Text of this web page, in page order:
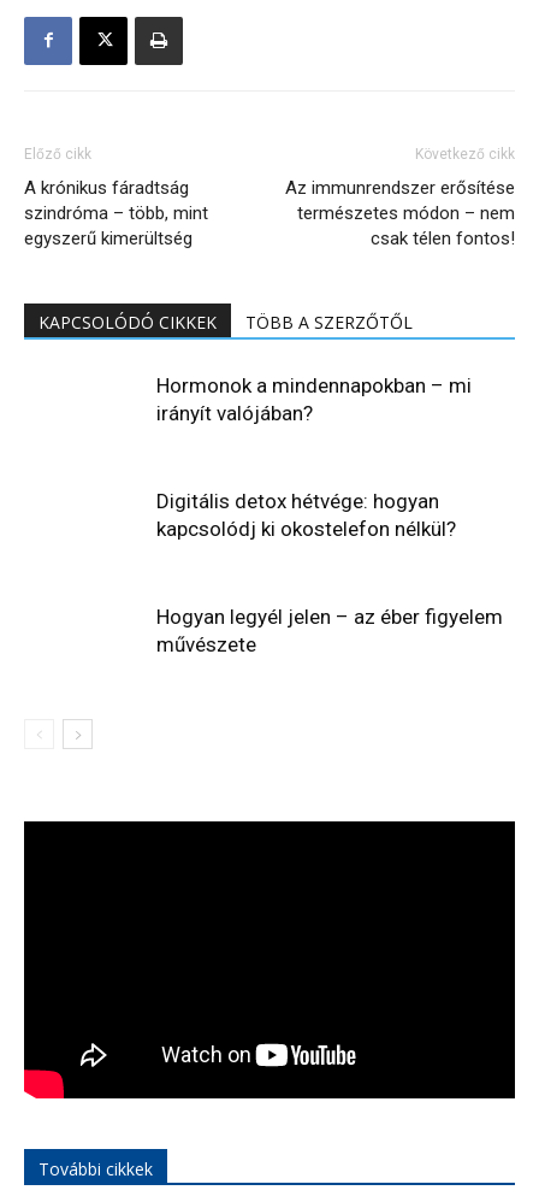
Előző cikk
A krónikus fáradtság
szindróma – több, mint
egyszerű kimerültség
Következő cikk
Az immunrendszer erősítése
természetes módon – nem
csak télen fontos!
KAPCSOLÓDÓ CIKKEK TÖBB A SZERZŐTŐL
Hormonok a mindennapokban – mi
irányít valójában?
Digitális detox hétvége: hogyan
kapcsolódj ki okostelefon nélkül?
Hogyan legyél jelen – az éber figyelem
művészete
További cikkek